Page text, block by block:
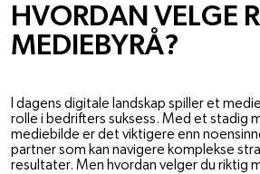
HVORDAN VELGE
MEDIEBYRÅ?
I dagens digitale landskap spiller et
rolle i bedrifters suksess. Med et stadig
mediebilde er det viktigere enn
partner som kan navigere komplekse
resultater. Men hvordan velger du riktig